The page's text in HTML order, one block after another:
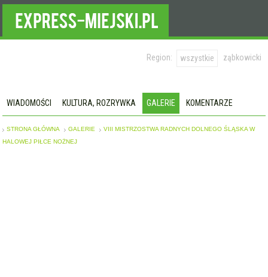
Region: wszystkie ząbkowicki
WIADOMOŚCI KULTURA, ROZRYWKA GALERIE KOMENTARZE
STRONA GŁÓWNA GALERIE
VIII MISTRZOSTWA RADNYCH DOLNEGO ŚLĄSKA W
HALOWEJ PIŁCE NOŻNEJ